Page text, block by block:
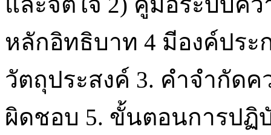
หลักอิทธิบาท 4 มีองค์ประ
วัตถุประสงค์ 3. คำจำกัด
ผิดชอบ 5. ขั้นตอนการปฏิ